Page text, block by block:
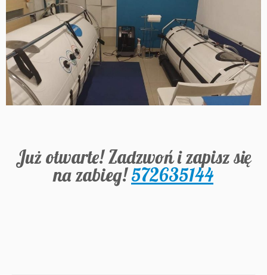
Już otwarte! Zadzwoń i zapisz się
na zabieg!572635144